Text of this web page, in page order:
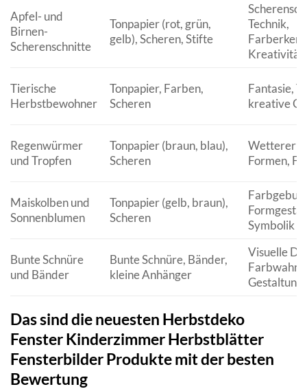
Apfel- und
Birnen-
Scherenschnitte
Tonpapier (rot, grün,
gelb), Scheren, Stifte
Technik,
Kreativität
Tierische
Herbstbewohner
Tonpapier, Farben,
Scheren
Fantasie,
kreative
Regenwürmer
und Tropfen
Tonpapier (braun, blau),
Scheren
Formen,
Maiskolben und
Sonnenblumen
Tonpapier (gelb, braun),
Scheren
Symbolik
Bunte Schnüre
und Bänder
Bunte Schnüre, Bänder,
kleine Anhänger
Visuelle
Das sind die neuesten Herbstdeko
Fenster Kinderzimmer Herbstblätter
Fensterbilder Produkte mit der besten
Bewertung